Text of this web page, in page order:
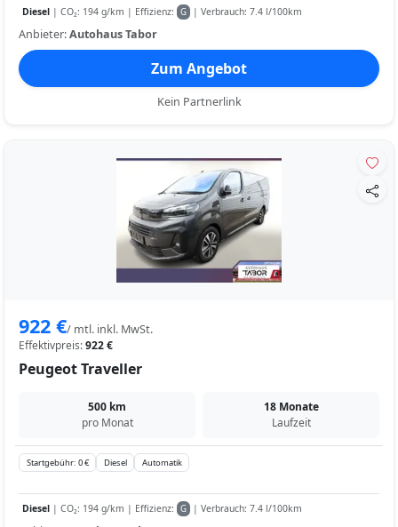
Diesel | CO₂: 194 g/km | Effizienz: G | Verbrauch: 7.4 l/100km
Anbieter:Autohaus Tabor
Zum Angebot
Kein Partnerlink
922 €/ mtl. inkl. MwSt.
Effektivpreis:922 €
Peugeot Traveller
500 km
pro Monat
18 Monate
Laufzeit
Startgebühr: 0 € Diesel Automatik
Diesel | CO₂: 194 g/km | Effizienz: G | Verbrauch: 7.4 l/100km